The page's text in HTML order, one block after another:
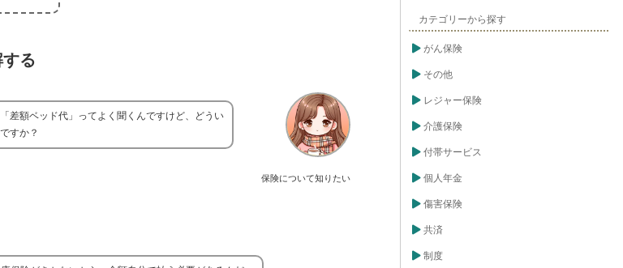
る
保険について知りたい
差額ベッド代」ってよく聞くんですけど、どうい
すか？
カテゴリーから探す
がん保険
その他
レジャー保険
介護保険
付帯サービス
個人年金
傷害保険
共済
制度